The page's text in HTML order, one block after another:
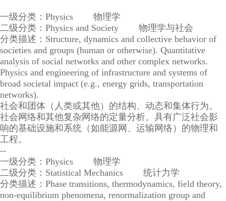
一级分类：Physics 物理学
二级分类：Physics and Society 物理学与社会
分类描述：Structure, dynamics and collective behavior of
societies and groups (human or otherwise). Quantitative
analysis of social networks and other complex networks.
Physics and engineering of infrastructure and systems of
broad societal impact (e.g., energy grids, transportation
networks).
社会和团体（人类或其他）的结构、动态和集体行为。
社会网络和其他复杂网络的定量分析。具有广泛社会影
响的基础设施和系统（如能源网、运输网络）的物理和
工程。
--
一级分类：Physics 物理学
二级分类：Statistical Mechanics 统计力学
分类描述：Phase transitions, thermodynamics, field theory,
non-equilibrium phenomena, renormalization group and